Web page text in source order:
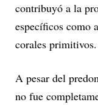
contribuyó a la
específicos como
corales primitivos.
A pesar del
no fue